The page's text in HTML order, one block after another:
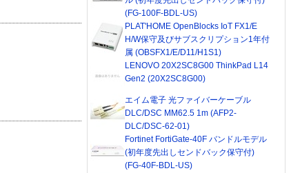
(FG-100F-BDL-US)
PLAT'HOME OpenBlocks IoT FX1/E
H/W保守及びサブスクリプション1年付
属 (OBSFX1/E/D11/H1S1)
LENOVO 20X2SC8G00 ThinkPad L14
Gen2 (20X2SC8G00)
エイム電子 光ファイバーケーブル
DLC/DSC MM62.5 1m (AFP2-
DLC/DSC-62-01)
Fortinet FortiGate-40F バンドルモデル
(初年度先出しセンドバック保守付)
(FG-40F-BDL-US)